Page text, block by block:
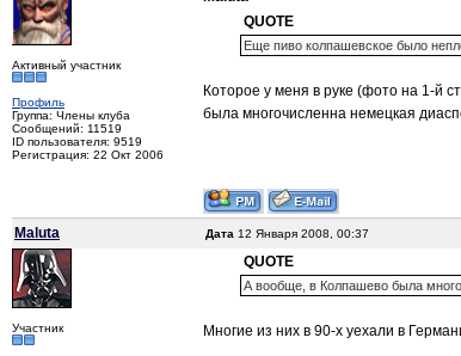
Активный участник
Профиль
Группа: Члены клуба
Сообщений: 11519
ID пользователя: 9519
Регистрация: 22 Окт 2006
QUOTE
Еще пиво колпашевское было
Которое у меня в руке (фото на 1-й
была многочисленна немецкая
Maluta
Дата 12 Января 2008, 00:37
Участник
QUOTE
А вообще, в Колпашево была
Многие из них в 90-х уехали в